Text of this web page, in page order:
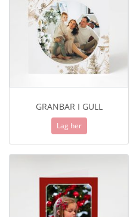
GRANBAR I GULL
Lag her